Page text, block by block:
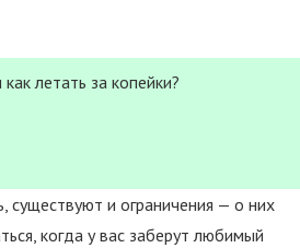
летать за копейки?
и ограничения — о них
когда у вас заберут любимый